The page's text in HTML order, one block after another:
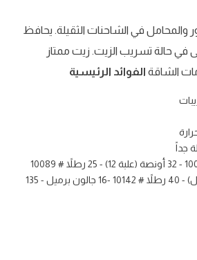
والمحامل في الشاحنات الثقيلة. يحافظ
في حالة تسريب الزيت. زيت ممتاز
الشاقة الفوائد الرئيسية
جداً
# 10088 - 32 أونصة (علبة 12) - 25 رطلاً # 10089
-5 جالون سطل (1 سطل) - 40 رطلاً # 10142 -16 جالون برميل - 135